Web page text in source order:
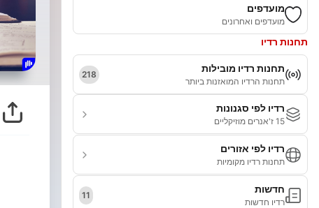
מועדפים
מועדפים ואחרונים
תחנות רדיו
תחנות רדיו מובילות
תחנות הרדיו המואזנות ביותר
218
רדיו לפי סגנונות
15 ז'אנרים מוזיקליים
רדיו לפי אזורים
תחנות רדיו מקומיות
חדשות
רדיו חדשות
11